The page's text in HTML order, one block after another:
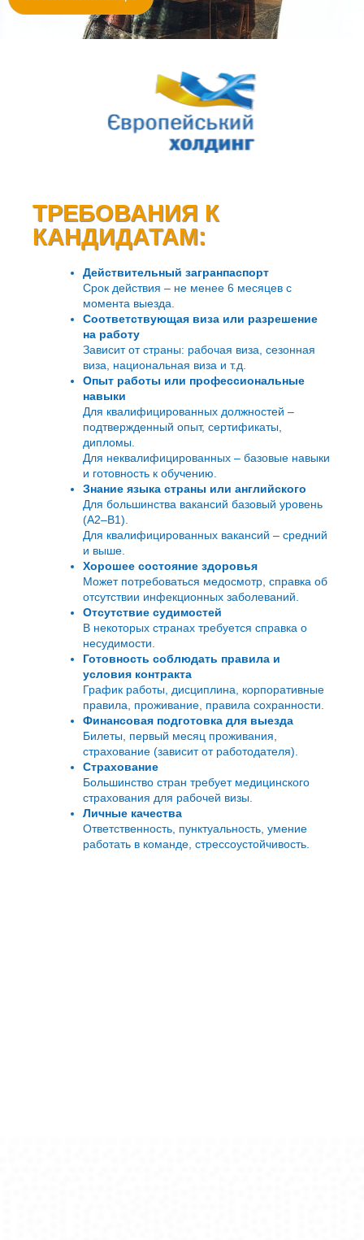
ТРЕБОВАНИЯ К
КАНДИДАТАМ:
Действительный загранпаспорт
Срок действия – не менее 6 месяцев с
момента выезда.
Соответствующая виза или разрешение
на работу
Зависит от страны: рабочая виза, сезонная
виза, национальная виза и т.д.
Опыт работы или профессиональные
навыки
Для квалифицированных должностей –
подтвержденный опыт, сертификаты,
дипломы.
Для неквалифицированных – базовые навыки
и готовность к обучению.
Знание языка страны или английского
Для большинства вакансий базовый уровень
(A2–B1).
Для квалифицированных вакансий – средний
и выше.
Хорошее состояние здоровья
Может потребоваться медосмотр, справка об
отсутствии инфекционных заболеваний.
Отсутствие судимостей
В некоторых странах требуется справка о
несудимости.
Готовность соблюдать правила и
условия контракта
График работы, дисциплина, корпоративные
правила, проживание, правила сохранности.
Финансовая подготовка для выезда
Билеты, первый месяц проживания,
страхование (зависит от работодателя).
Страхование
Большинство стран требует медицинского
страхования для рабочей визы.
Личные качества
Ответственность, пунктуальность, умение
работать в команде, стрессоустойчивость.